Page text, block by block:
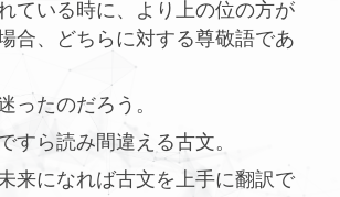
ている時に、より上の位の方が
合、どちらに対する尊敬語であ
ったのだろう。
すら読み間違える古文。
来になれば古文を上手に翻訳で